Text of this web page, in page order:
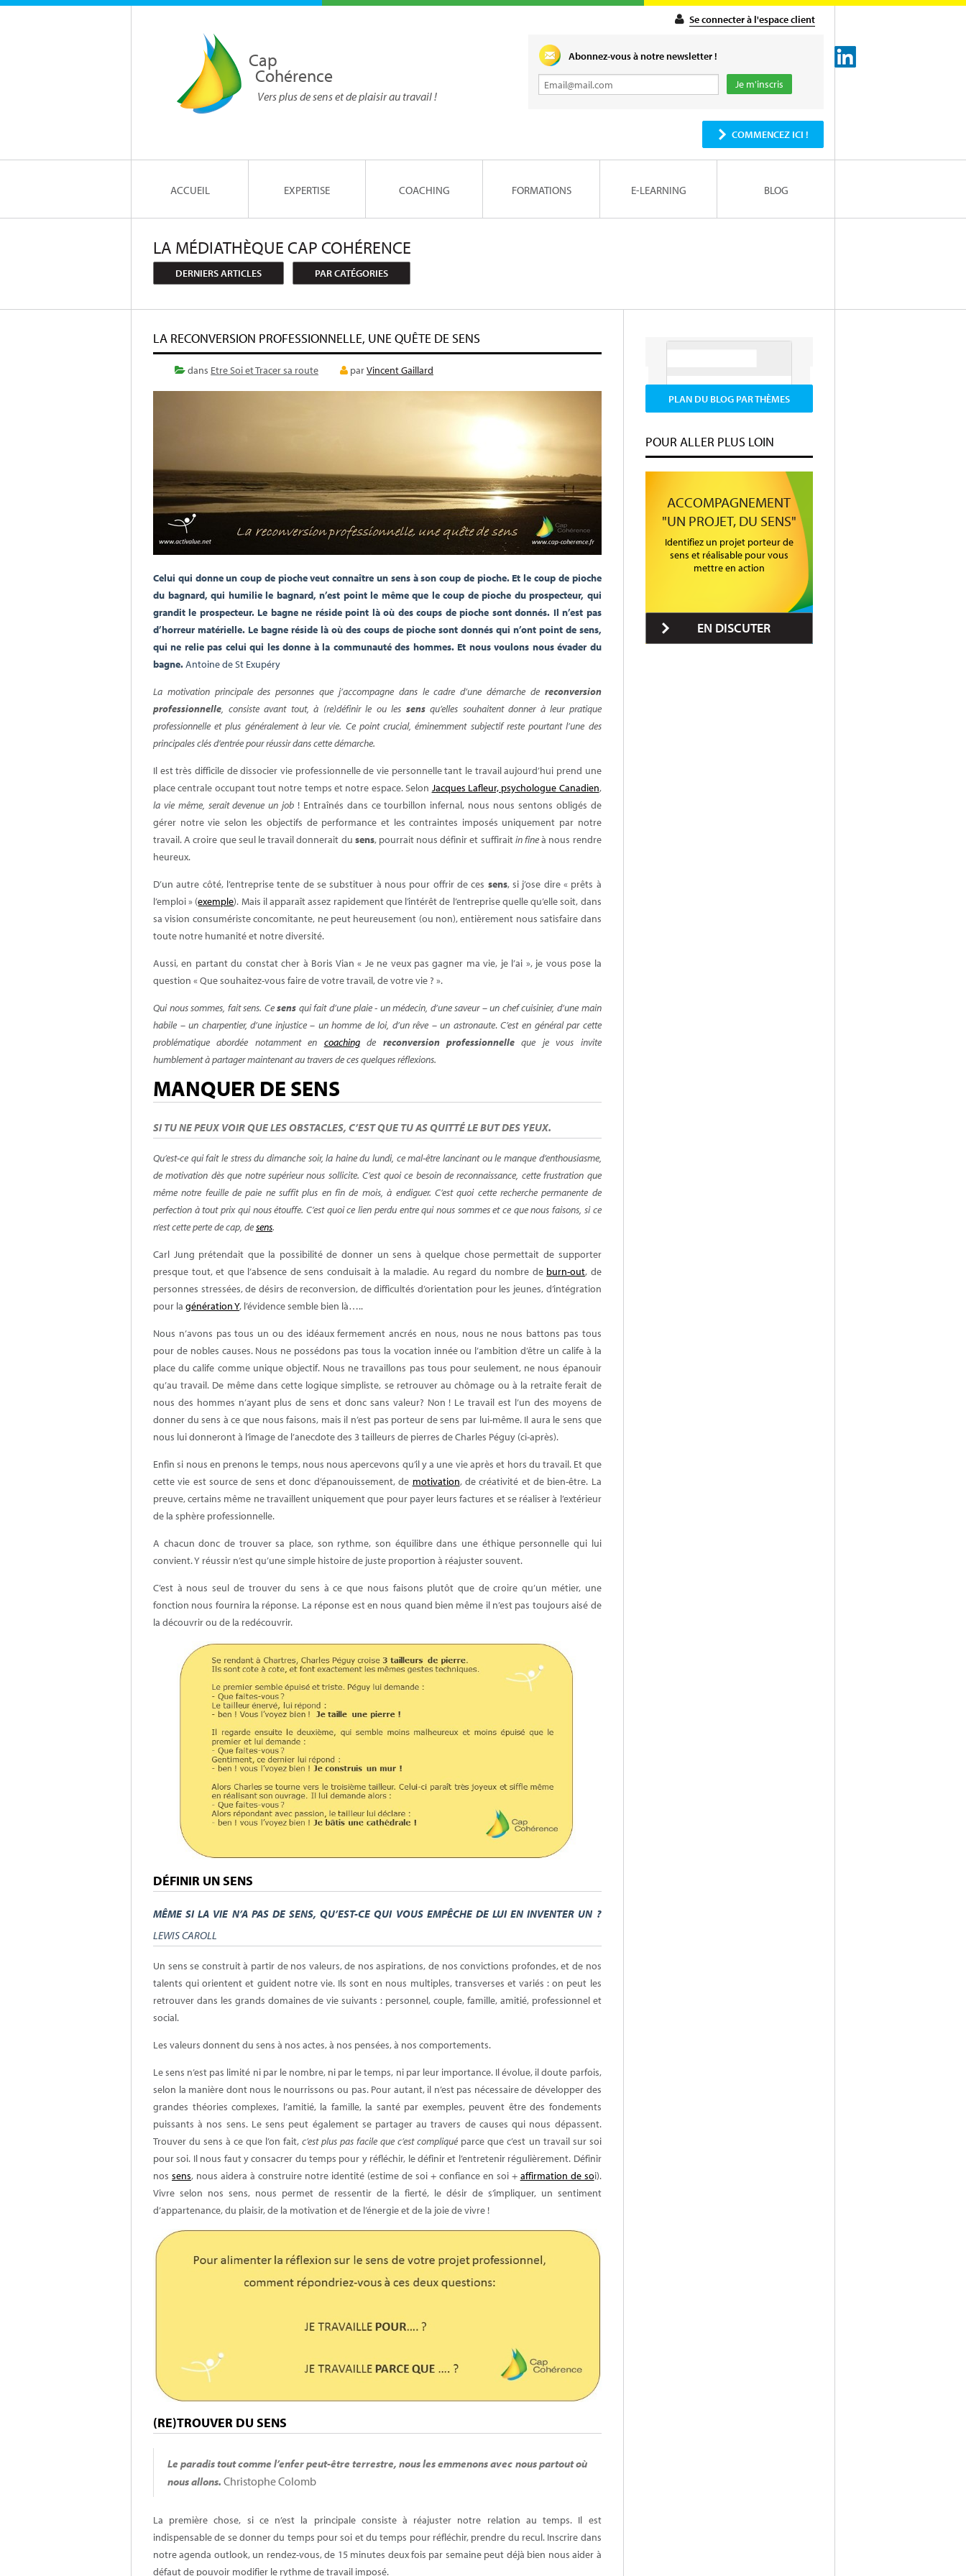
Cap
Cohérence
Vers plus de sens et de plaisir au travail !
Abonnez-vous à notre newsletter !
COMMENCEZ ICI !
Se connecter à l'espace client
ACCUEIL EXPERTISE COACHING FORMATIONS E-LEARNING BLOG
LA MÉDIATHÈQUE CAP COHÉRENCE
DERNIERS ARTICLES PAR CATÉGORIES
LA RECONVERSION PROFESSIONNELLE, UNE QUÊTE DE SENS
dans Etre Soi et Tracer sa route parVincent Gaillard
Celui qui donne un coup de pioche veut connaître un sens à son coup de pioche. Et le coup de pioche
du bagnard, qui humilie le bagnard, n’est point le même que le coup de pioche du prospecteur, qui
grandit le prospecteur. Le bagne ne réside point là où des coups de pioche sont donnés. Il n’est pas
d’horreur matérielle. Le bagne réside là où des coups de pioche sont donnés qui n’ont point de sens,
qui ne relie pas celui qui les donne à la communauté des hommes. Et nous voulons nous évader du
bagne.Antoine de St Exupéry
La motivation principale des personnes que j’accompagne dans le cadre d’une démarche de reconversion
professionnelle, consiste avant tout, à (re)définir le ou les sensqu’elles souhaitent donner à leur pratique
professionnelle et plus généralement à leur vie. Ce point crucial, éminemment subjectif reste pourtant l’une des
principales clés d’entrée pour réussir dans cette démarche.
Il est très difficile de dissocier vie professionnelle de vie personnelle tant le travail aujourd’hui prend une
place centrale occupant tout notre temps et notre espace. Selon Jacques Lafleur, psychologue Canadien,
la vie même, serait devenue un job ! Entraînés dans ce tourbillon infernal, nous nous sentons obligés de
gérer notre vie selon les objectifs de performance et les contraintes imposés uniquement par notre
travail. A croire que seul le travail donnerait du sens, pourrait nous définir et suffiraitin fineà nous rendre
heureux.
D’un autre côté, l’entreprise tente de se substituer à nous pour offrir de ces sens, si j’ose dire « prêts à
l’emploi » (exemple). Mais il apparaît assez rapidement que l’intérêt de l’entreprise quelle qu’elle soit, dans
sa vision consumériste concomitante, ne peut heureusement (ou non), entièrement nous satisfaire dans
toute notre humanité et notre diversité.
Aussi, en partant du constat cher à Boris Vian « Je ne veux pas gagner ma vie, je l’ai », je vous pose la
question « Que souhaitez-vous faire de votre travail, de votre vie ? ».
Qui nous sommes, fait sens. Cesens qui fait d’une plaie - un médecin, d’une saveur – un chef cuisinier, d’une main
habile – un charpentier, d’une injustice – un homme de loi, d’un rêve – un astronaute.C’est en général par cette
problématique abordée notamment en coachingde reconversion professionnelleque je vous invite
humblement à partager maintenant au travers de ces quelques réflexions.
MANQUER DE SENS
SI TU NE PEUX VOIR QUE LES OBSTACLES, C’EST QUE TU AS QUITTÉ LE BUT DES YEUX.
Qu’est-ce qui fait le stress du dimanche soir, la haine du lundi, ce mal-être lancinant ou le manque d’enthousiasme,
de motivation dès que notre supérieur nous sollicite. C’est quoi ce besoin de reconnaissance, cette frustration que
même notre feuille de paie ne suffit plus en fin de mois, à endiguer. C’est quoi cette recherche permanente de
perfection à tout prix qui nous étouffe. C’est quoi ce lien perdu entre qui nous sommes et ce que nous faisons, si ce
n’est cette perte de cap, desens.
Carl Jung prétendait que la possibilité de donner unsens à quelque chose permettait de supporter
presque tout, et que l’absence de sens conduisait à la maladie. Au regard du nombre de burn-out, de
personnes stressées, de désirs de reconversion, de difficultés d’orientation pour les jeunes, d’intégration
pour la génération Y, l’évidence semble bien là…..
Nous n’avons pas tous un ou des idéaux fermement ancrés en nous, nous ne nous battons pas tous
pour de nobles causes. Nous ne possédons pas tous la vocation innée ou l’ambition d’être un calife à la
place du calife comme unique objectif. Nous ne travaillons pas tous pour seulement, ne nous épanouir
qu’au travail. De même dans cette logique simpliste, se retrouver au chômage ou à la retraite ferait de
nous des hommes n’ayant plus desens et donc sans valeur? Non ! Le travail est l’un des moyens de
donner dusens à ce que nous faisons, mais il n’est pas porteur desens par lui-même. Il aura le sens que
nous lui donneront à l’image de l’anecdote des 3 tailleurs de pierres de Charles Péguy (ci-après).
Enfin si nous en prenons le temps, nous nous apercevons qu’il y a une vie après et hors du travail. Et que
cette vie est source de sens et donc d’épanouissement, de motivation, de créativité et de bien-être. La
preuve, certains même ne travaillent uniquement que pour payer leurs factures et se réaliser à l’extérieur
de la sphère professionnelle.
A chacun donc de trouver sa place, son rythme, son équilibre dans une éthique personnelle qui lui
convient. Y réussir n’est qu’une simple histoire de juste proportion à réajuster souvent.
C’est à nous seul de trouver dusens à ce que nous faisons plutôt que de croire qu’un métier, une
fonction nous fournira la réponse. La réponse est en nous quand bien même il n’est pas toujours aisé de
la découvrir ou de la redécouvrir.
DÉFINIR UN SENS
MÊME SI LA VIE N’A PAS DE SENS, QU’EST-CE QUI VOUS EMPÊCHE DE LUI EN INVENTER UN ?
LEWIS CAROLL
Un sens se construit à partir de nos valeurs, de nos aspirations, de nos convictions profondes, et de nos
talents qui orientent et guident notre vie. Ils sont en nous multiples, transverses et variés : on peut les
retrouver dans les grands domaines de vie suivants : personnel, couple, famille, amitié, professionnel et
social.
Les valeurs donnent du sens à nos actes, à nos pensées, à nos comportements.
Lesens n’est pas limité ni par le nombre, ni par le temps, ni par leur importance. Il évolue, il doute parfois,
selon la manière dont nous le nourrissons ou pas. Pour autant, il n’est pas nécessaire de développer des
grandes théories complexes, l’amitié, la famille, la santé par exemples, peuvent être des fondements
puissants à nos sens. Le sens peut également se partager au travers de causes qui nous dépassent.
Trouver dusens à ce que l’on fait,c’est plus pas facile que c’est compliqué parce que c’est un travail sur soi
pour soi. Il nous faut y consacrer du temps pour y réfléchir, le définir et l’entretenir régulièrement. Définir
nos sens, nous aidera à construire notre identité (estime de soi + confiance en soi + affirmation de soi).
Vivre selon nos sens, nous permet de ressentir de la fierté, le désir de s’impliquer, un sentiment
d’appartenance, du plaisir, de la motivation et de l’énergie et de la joie de vivre !
(RE)TROUVER DU SENS
Le paradis tout comme l’enfer peut-être terrestre, nous les emmenons avec nous partout où
nous allons. Christophe Colomb
La première chose, si ce n’est la principale consiste à réajuster notre relation au temps. Il est
indispensable de se donner du temps pour soi et du temps pour réfléchir, prendre du recul. Inscrire dans
notre agenda outlook, un rendez-vous, de 15 minutes deux fois par semaine peut déjà bien nous aider à
défaut de pouvoir modifier le rythme de travail imposé.
PLAN DU BLOG PAR THÈMES
POUR ALLER PLUS LOIN
ACCOMPAGNEMENT
"UN PROJET, DU SENS"
Identifiez un projet porteur de
sens et réalisable pour vous
mettre en action
EN DISCUTER